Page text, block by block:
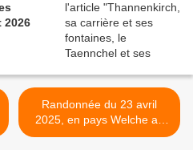
2026
Randonnée du 23 avril
2025, en pays Welche au
départ de Fréland >